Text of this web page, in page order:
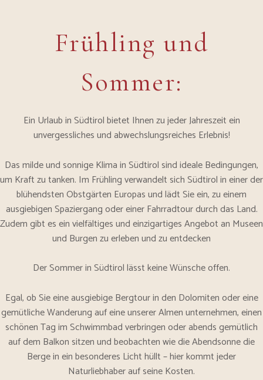
Frühling und
Sommer:
Ein Urlaub in Südtirol bietet Ihnen zu jeder Jahreszeit ein
unvergessliches und abwechslungsreiches Erlebnis!
Das milde und sonnige Klima in Südtirol sind ideale Bedingungen,
um Kraft zu tanken. Im Frühling verwandelt sich Südtirol in einer der
blühendsten Obstgärten Europas und lädt Sie ein, zu einem
ausgiebigen Spaziergang oder einer Fahrradtour durch das Land.
Zudem gibt es ein vielfältiges und einzigartiges Angebot an Museen
und Burgen zu erleben und zu entdecken
Der Sommer in Südtirol lässt keine Wünsche offen.
Egal, ob Sie eine ausgiebige Bergtour in den Dolomiten oder eine
gemütliche Wanderung auf eine unserer Almen unternehmen, einen
schönen Tag im Schwimmbad verbringen oder abends gemütlich
auf dem Balkon sitzen und beobachten wie die Abendsonne die
Berge in ein besonderes Licht hüllt – hier kommt jeder
Naturliebhaber auf seine Kosten.